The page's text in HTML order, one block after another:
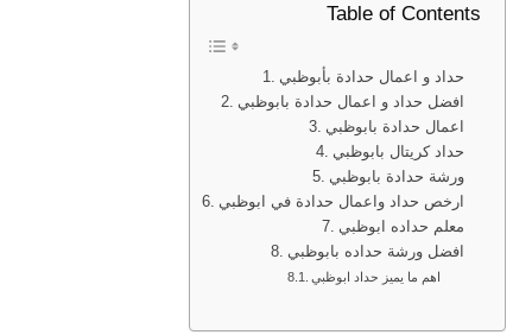
Table of Contents
حداد و اعمال حدادة بأبوظبي
افضل حداد و اعمال حدادة بابوظبي
اعمال حدادة بابوظبي
حداد كريتال بابوظبي
ورشة حدادة بابوظبي
ارخص حداد واعمال حدادة في ابوظبي
معلم حداده ابوظبي
افضل ورشة حداده بابوظبي
اهم ما يميز حداد ابوظبي